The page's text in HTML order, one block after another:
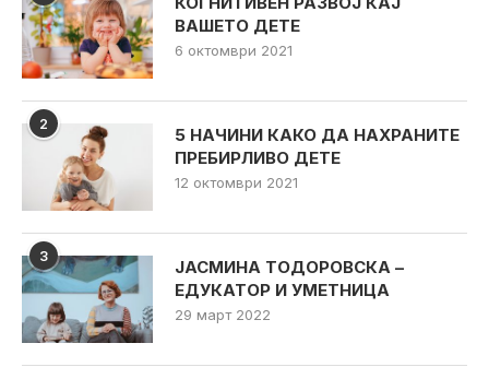
ВАШЕТО ДЕТЕ
6 октомври 2021
2
5 НАЧИНИ КАКО ДА НАХРАНИТЕ
ПРЕБИРЛИВО ДЕТЕ
12 октомври 2021
3
ЈАСМИНА ТОДОРОВСКА –
ЕДУКАТОР И УМЕТНИЦА
29 март 2022